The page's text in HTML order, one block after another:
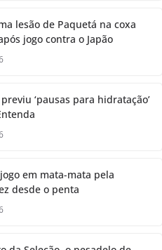
lesão de Paquetá na coxa
jogo contra o Japão
‘pausas para hidratação’
em mata-mata pela
desde o penta